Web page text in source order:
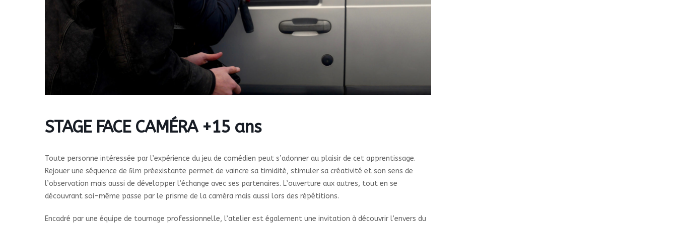
STAGE FACE CAMÉRA +15 ans
Toute personne intéressée par l’expérience du jeu de comédien peut s’adonner au plaisir de cet apprentissage.
Rejouer une séquence de ﬁlm préexistante permet de vaincre sa timidité, stimuler sa créativité et son sens de
l’observation mais aussi de développer l’échange avec ses partenaires. L’ouverture aux autres, tout en se
découvrant soi-même passe par le prisme de la caméra mais aussi lors des répétitions.
Encadré par une équipe de tournage professionnelle, l’atelier est également une invitation à découvrir l’envers du